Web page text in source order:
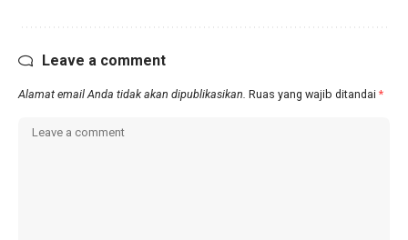
Leave a comment
Alamat email Anda tidak akan dipublikasikan. Ruas yang wajib ditandai *